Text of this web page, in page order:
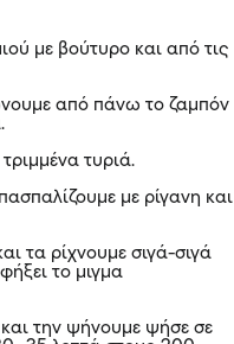
με βούτυρο και από τις
από πάνω το ζαμπόν
τυριά.
με ρίγανη και
τα ρίχνουμε σιγά-σιγά
το μιγμα
και την ψήνουμε ψήσε σε